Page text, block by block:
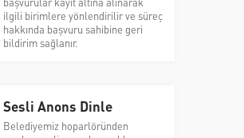
ilgili birimlere yönlendirilir ve süreç
hakkında başvuru sahibine geri
bildirim sağlanır.
Sesli Anons Dinle
Belediyemiz hoparlöründen